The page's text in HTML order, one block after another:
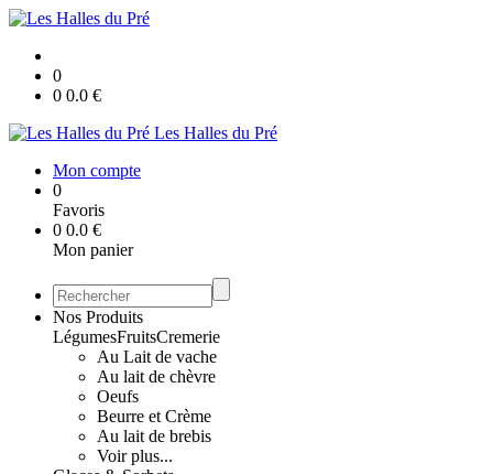
0
0 0.0 €
Les Halles du Pré
Mon compte
0
Favoris
0 0.0 €
Mon panier
Nos Produits
LégumesFruitsCremerie
Au Lait de vache
Au lait de chèvre
Oeufs
Beurre et Crème
Au lait de brebis
Voir plus...